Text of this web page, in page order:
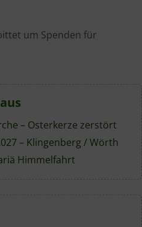
um Spenden für
– Osterkerze zerstört
– Klingenberg / Wörth
Himmelfahrt